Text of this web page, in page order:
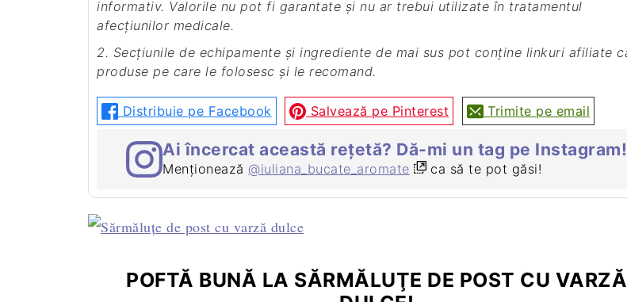
informativ. Valorile nu pot fi garantate și nu ar trebui utilizate în tratamentul
afecțiunilor medicale.
2. Secțiunile de echipamente și ingrediente de mai sus pot conține linkuri afiliate către
produse pe care le folosesc și le recomand.
Distribuie pe Facebook Salvează pe Pinterest Trimite pe email
Ai încercat această rețetă? Dă-mi un tag pe Instagram!
Menționează @iuliana_bucate_aromate ca să te pot găsi!
POFTĂ BUNĂ LA SĂRMĂLUŢE DE POST CU VARZĂ